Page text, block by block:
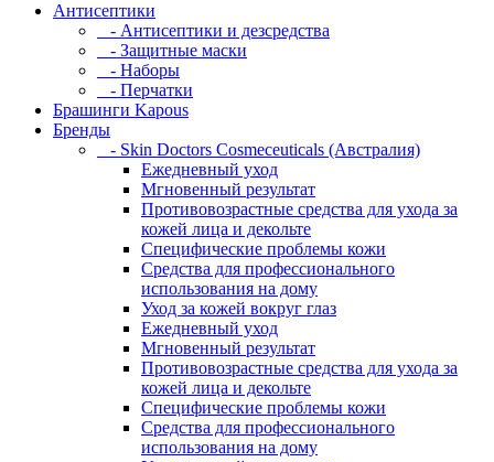
Антисептики
- Антисептики и дезсредства
- Защитные маски
- Наборы
- Перчатки
Брашинги Kapous
Бренды
- Skin Doctors Cosmeceuticals (Австралия)
Ежедневный уход
Мгновенный результат
Противовозрастные средства для ухода за
кожей лица и декольте
Специфические проблемы кожи
Средства для профессионального
использования на дому
Уход за кожей вокруг глаз
Ежедневный уход
Мгновенный результат
Противовозрастные средства для ухода за
кожей лица и декольте
Специфические проблемы кожи
Средства для профессионального
использования на дому